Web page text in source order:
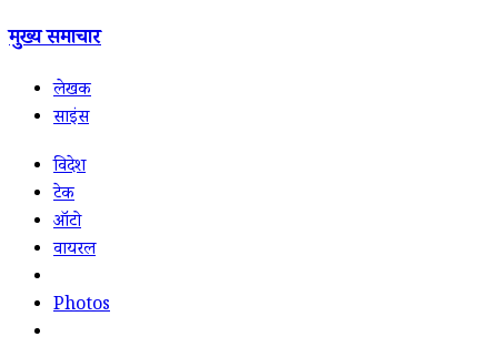
मुख्य समाचार
लेखक
साइंस
विदेश
टेक
ऑटो
वायरल
Photos